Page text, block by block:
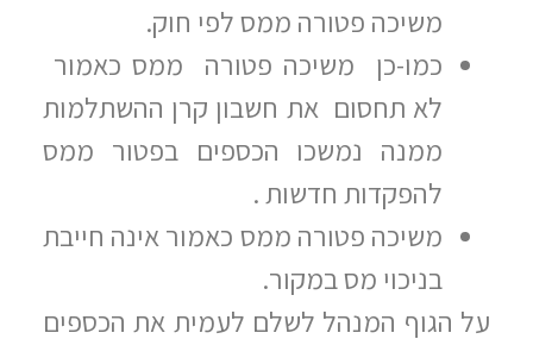
משיכה פטורה ממס לפי חוק.
כמו-כן משיכה פטורה ממס כאמור
לא תחסום את חשבון קרן ההשתלמות
ממנה נמשכו הכספים בפטור ממס
להפקדות חדשות .
משיכה פטורה ממס כאמור אינה חייבת
בניכוי מס במקור.
על הגוף המנהל לשלם לעמית את הכספים